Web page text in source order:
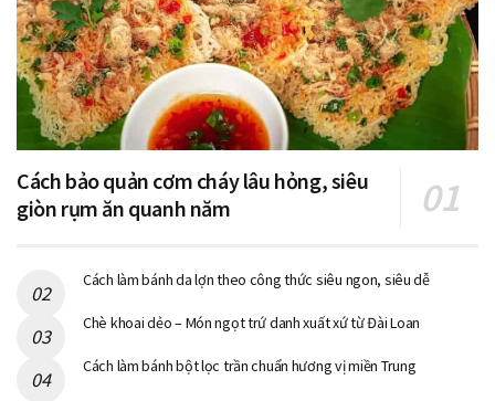
Cách bảo quản cơm cháy lâu hỏng, siêu
giòn rụm ăn quanh năm
Cách làm bánh da lợn theo công thức siêu ngon, siêu dễ
Chè khoai dẻo – Món ngọt trứ danh xuất xứ từ Đài Loan
Cách làm bánh bột lọc trần chuẩn hương vị miền Trung